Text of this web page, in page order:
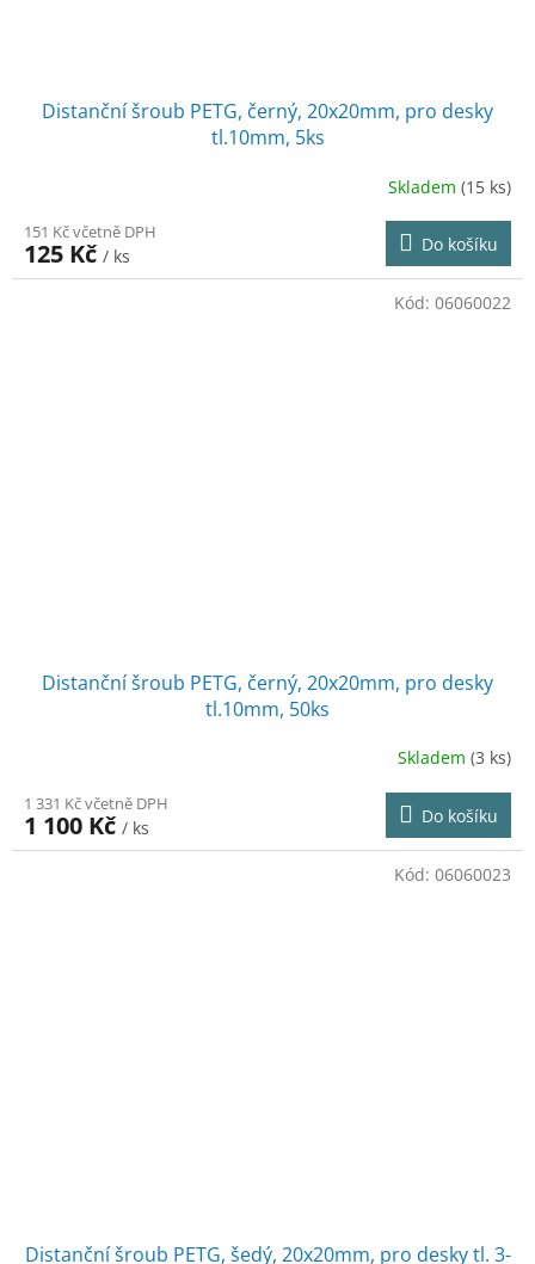
Distanční šroub PETG, černý, 20x20mm, pro desky
tl.10mm, 5ks
Skladem (15 ks)
151 Kč včetně DPH
125 Kč / ks
Do košíku
Distanční šroub PETG, černý, 20x20mm, pro desky
tl.10mm, 50ks
Skladem (3 ks)
1 331 Kč včetně DPH
1 100 Kč / ks
Do košíku
Kód: 06060022
Distanční šroub PETG, šedý, 20x20mm, pro desky tl. 3-
Kód: 06060023